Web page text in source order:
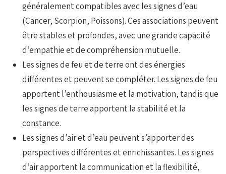
généralement compatibles avec les signes d’eau
(Cancer, Scorpion, Poissons). Ces associations peuvent
être stables et profondes, avec une grande capacité
d’empathie et de compréhension mutuelle.
Les signes de feu et de terre ont des énergies
différentes et peuvent se compléter. Les signes de feu
apportent l’enthousiasme et la motivation, tandis que
les signes de terre apportent la stabilité et la
constance.
Les signes d’air et d’eau peuvent s’apporter des
perspectives différentes et enrichissantes. Les signes
d’air apportent la communication et la flexibilité,